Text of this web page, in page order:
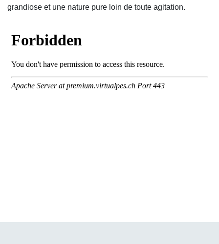
grandiose et une nature pure loin de toute agitation.